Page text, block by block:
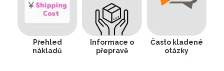
Přehled
nákladů
Informace o
přepravě
Často kladené
otázky